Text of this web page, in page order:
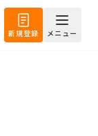
新規登録 メニュー